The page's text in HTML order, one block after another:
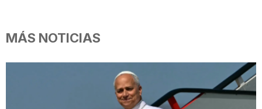
MÁS NOTICIAS